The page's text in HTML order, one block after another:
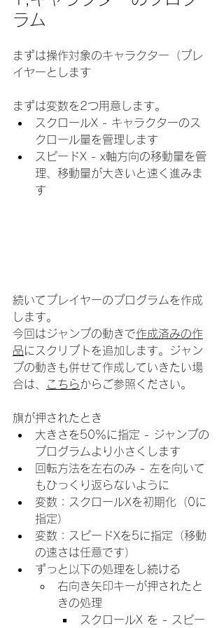
ラム
まずは操作対象のキャラクター（プレ
イヤーとします
まずは変数を2つ用意します。
スクロールX - キャラクターのス
クロール量を管理します
スピードX - x軸方向の移動量を管
理、移動量が大きいと速く進みま
す
続いてプレイヤーのプログラムを作成
します。
今回はジャンプの動きで作成済みの作
品にスクリプトを追加します。ジャン
プの動きも併せて作成していきたい場
合は、
こちらからご参照ください。
旗が押されたとき
大きさを50％に指定 - ジャンプの
プログラムより小さくします
回転方法を左右のみ - 左を向いて
もひっくり返らないように
変数：スクロールXを初期化（0に
指定）
変数：スピードXを5に指定（移動
の速さは任意です）
ずっと以下の処理をし続ける
右向き矢印キーが押されたと
きの処理
スクロールX を - スピー